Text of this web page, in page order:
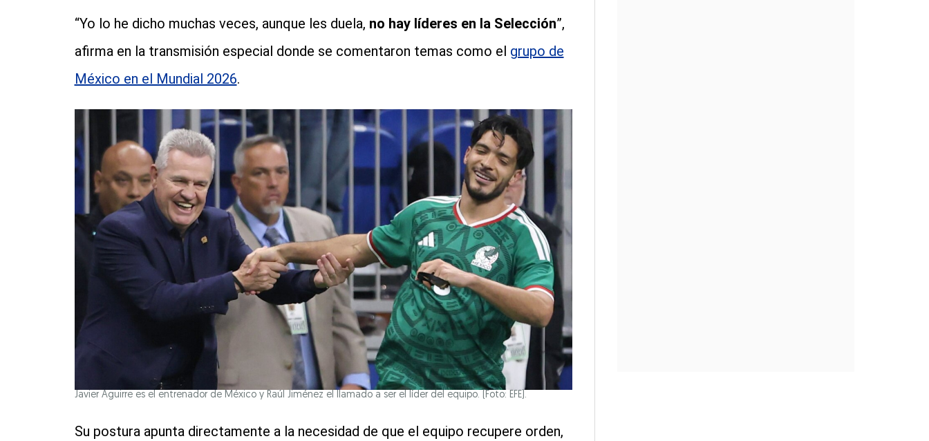
“Yo lo he dicho muchas veces, aunque les duela, no hay líderes en la Selección”,
afirma en la transmisión especial donde se comentaron temas como el grupo de
México en el Mundial 2026.
Javier Aguirre es el entrenador de México y Raúl Jiménez el llamado a ser el líder del equipo. (Foto: EFE).
Su postura apunta directamente a la necesidad de que el equipo recupere orden,